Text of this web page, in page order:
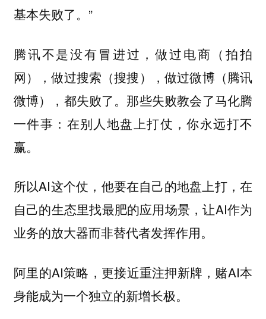
基本失败了。”
腾讯不是没有冒进过，做过电商（拍拍
网），做过搜索（搜搜），做过微博（腾讯
微博），都失败了。那些失败教会了马化腾
一件事：在别人地盘上打仗，你永远打不
赢。
所以AI这个仗，他要在自己的地盘上打，在
自己的生态里找最肥的应用场景，让AI作为
业务的放大器而非替代者发挥作用。
阿里的AI策略，更接近重注押新牌，赌AI本
身能成为一个独立的新增长极。